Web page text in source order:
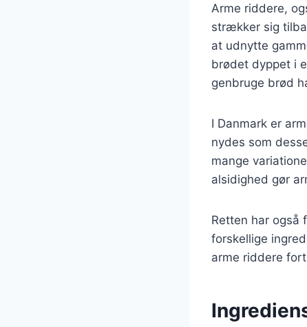
Arme riddere,
strækker sig
at udnytte
brødet dyppet i
genbruge brød
I Danmark er
nydes som
mange
alsidighed gør
Retten har også
forskellige
arme riddere